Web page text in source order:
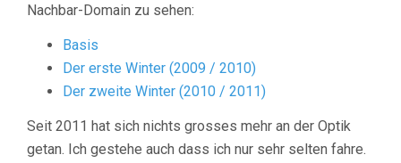
Nachbar-Domain zu sehen:
Basis
Der erste Winter (2009 / 2010)
Der zweite Winter (2010 / 2011)
Seit 2011 hat sich nichts grosses mehr an der Optik
getan. Ich gestehe auch dass ich nur sehr selten fahre.